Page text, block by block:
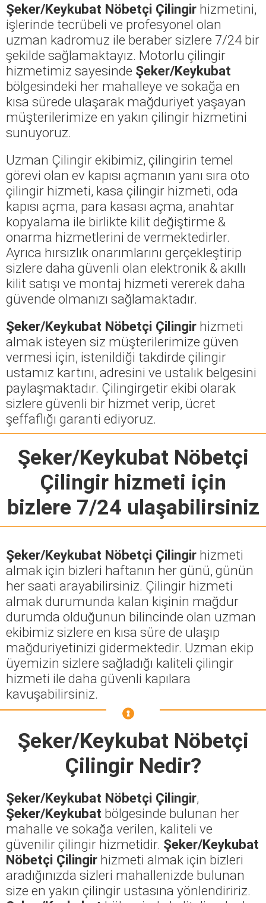
Şeker/Keykubat Nöbetçi Çilingir hizmetini,
işlerinde tecrübeli ve profesyonel olan
uzman kadromuz ile beraber sizlere 7/24 bir
şekilde sağlamaktayız. Motorlu çilingir
hizmetimiz sayesinde Şeker/Keykubat
bölgesindeki her mahalleye ve sokağa en
kısa sürede ulaşarak mağduriyet yaşayan
müşterilerimize en yakın çilingir hizmetini
sunuyoruz.
Uzman Çilingir ekibimiz, çilingirin temel
görevi olan ev kapısı açmanın yanı sıra oto
çilingir hizmeti, kasa çilingir hizmeti, oda
kapısı açma, para kasası açma, anahtar
kopyalama ile birlikte kilit değiştirme &
onarma hizmetlerini de vermektedirler.
Ayrıca hırsızlık onarımlarını gerçekleştirip
sizlere daha güvenli olan elektronik & akıllı
kilit satışı ve montaj hizmeti vererek daha
güvende olmanızı sağlamaktadır.
Şeker/Keykubat Nöbetçi Çilingir hizmeti
almak isteyen siz müşterilerimize güven
vermesi için, istenildiği takdirde çilingir
ustamız kartını, adresini ve ustalık belgesini
paylaşmaktadır. Çilingirgetir ekibi olarak
sizlere güvenli bir hizmet verip, ücret
şeffaflığı garanti ediyoruz.
Şeker/Keykubat Nöbetçi
Çilingirhizmeti için
bizlere 7/24 ulaşabilirsiniz
Şeker/Keykubat Nöbetçi Çilingir hizmeti
almak için bizleri haftanın her günü, günün
her saati arayabilirsiniz. Çilingir hizmeti
almak durumunda kalan kişinin mağdur
durumda olduğunun bilincinde olan uzman
ekibimiz sizlere en kısa süre de ulaşıp
mağduriyetinizi gidermektedir. Uzman ekip
üyemizin sizlere sağladığı kaliteli çilingir
hizmeti ile daha güvenli kapılara
kavuşabilirsiniz.
Şeker/Keykubat Nöbetçi
ÇilingirNedir?
Şeker/Keykubat Nöbetçi Çilingir,
Şeker/Keykubat bölgesinde bulunan her
mahalle ve sokağa verilen, kaliteli ve
güvenilir çilingir hizmetidir. Şeker/Keykubat
Nöbetçi Çilingir hizmeti almak için bizleri
aradığınızda sizleri mahallenizde bulunan
size en yakın çilingir ustasına yönlendiririz.